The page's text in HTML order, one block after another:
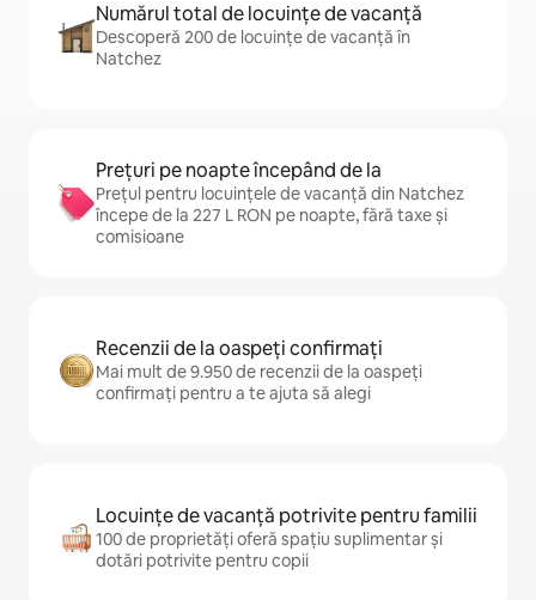
Numărul total de locuințe de vacanță
Descoperă 200 de locuințe de vacanță în
Natchez
Prețuri pe noapte începând de la
Prețul pentru locuințele de vacanță din Natchez
începe de la 227 L RON pe noapte, fără taxe și
comisioane
Recenzii de la oaspeți confirmați
Mai mult de 9.950 de recenzii de la oaspeți
confirmați pentru a te ajuta să alegi
Locuințe de vacanță potrivite pentru familii
100 de proprietăți oferă spațiu suplimentar și
dotări potrivite pentru copii